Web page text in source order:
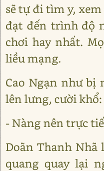
sẽ tự đi tìm y,
đạt đến trình độ
chơi hay nhất.
liều mạng.
Cao Ngạn như
lên lưng, cười khổ:
- Nàng nên trực
Doãn Thanh Nhã
quang quay lại